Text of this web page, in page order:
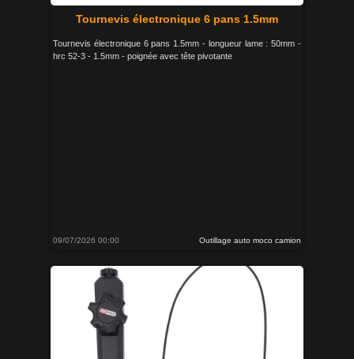
Tournevis électronique 6 pans 1.5mm
Tournevis électronique 6 pans 1.5mm - longueur lame : 50mm -
hrc 52-3 - 1.5mm - poignée avec tête pivotante
09/07/2026 00:00 Outillage auto moco camion